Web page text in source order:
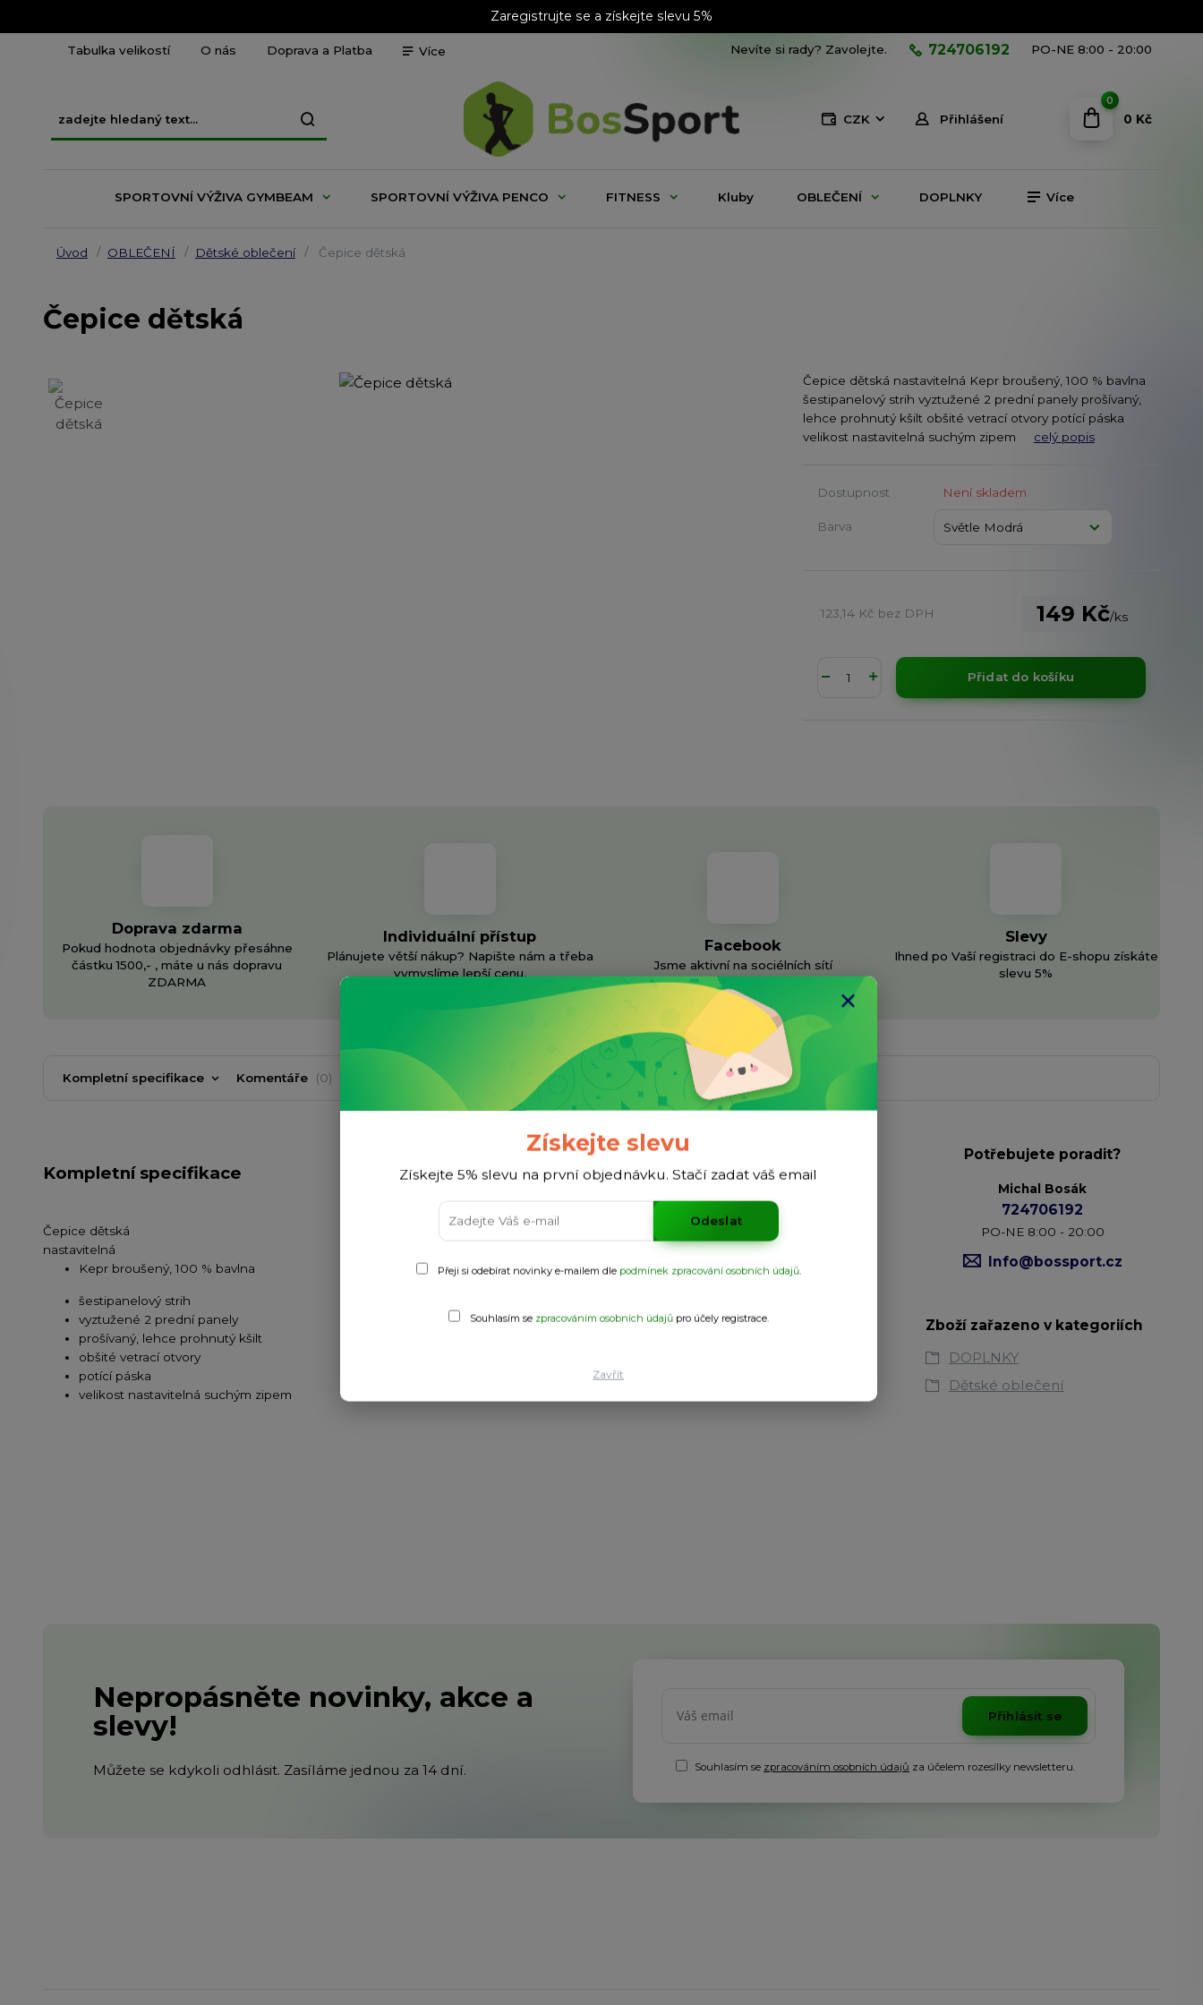
Zaregistrujte se a získejte slevu 5%
Tabulka velikostí O nás Doprava a Platba Více
CZK Přihlášení
Nevíte si rady? Zavolejte. 724706192 PO-NE 8:00 - 20:00
0
0 Kč
SPORTOVNÍ VÝŽIVA GYMBEAM SPORTOVNÍ VÝŽIVA PENCO FITNESS Kluby OBLEČENÍ DOPLNKY Více
Úvod OBLEČENÍ Dětské oblečení Čepice dětská
Čepice dětská
Čepice dětská nastavitelná Kepr broušený, 100 % bavlna
šestipanelový strih vyztužené 2 prední panely prošívaný,
lehce prohnutý kšilt obšité vetrací otvory potící páska
velikost nastavitelná suchým zipem celý popis
Dostupnost Není skladem
Barva
149 Kč/ks
123,14 Kč bez DPH
Přidat do košíku
Doprava zdarma
Pokud hodnota objednávky přesáhne
částku 1500,- , máte u nás dopravu
ZDARMA
Individuální přístup
Plánujete větší nákup? Napište nám a třeba
vymyslíme lepší cenu.
Facebook
Jsme aktivní na sociélních sítí
Slevy
Ihned po Vaší registraci do E-shopu získáte
slevu 5%
Kompletní specifikace Komentáře 0
Kompletní specifikace
Čepice dětská
nastavitelná
Kepr broušený, 100 % bavlna
šestipanelový strih
vyztužené 2 prední panely
prošívaný, lehce prohnutý kšilt
obšité vetrací otvory
potící páska
velikost nastavitelná suchým zipem
Potřebujete poradit?
Michal Bosák
724706192
PO-NE 8:00 - 20:00
Info@bossport.cz
Zboží zařazeno v kategoriích
DOPLNKY
Dětské oblečení
Nepropásněte novinky, akce a
slevy!
Můžete se kdykoli odhlásit. Zasíláme jednou za 14 dní.
Přihlásit se
Souhlasím se zpracováním osobních údajů za účelem rozesílky newsletteru.
Získejte slevu
Získejte 5% slevu na první objednávku. Stačí zadat váš email
Odeslat
Přeji si odebírat novinky e-mailem dle podmínek zpracování osobních údajů.
Souhlasím se zpracováním osobních údajůpro účely registrace.
Zavřít